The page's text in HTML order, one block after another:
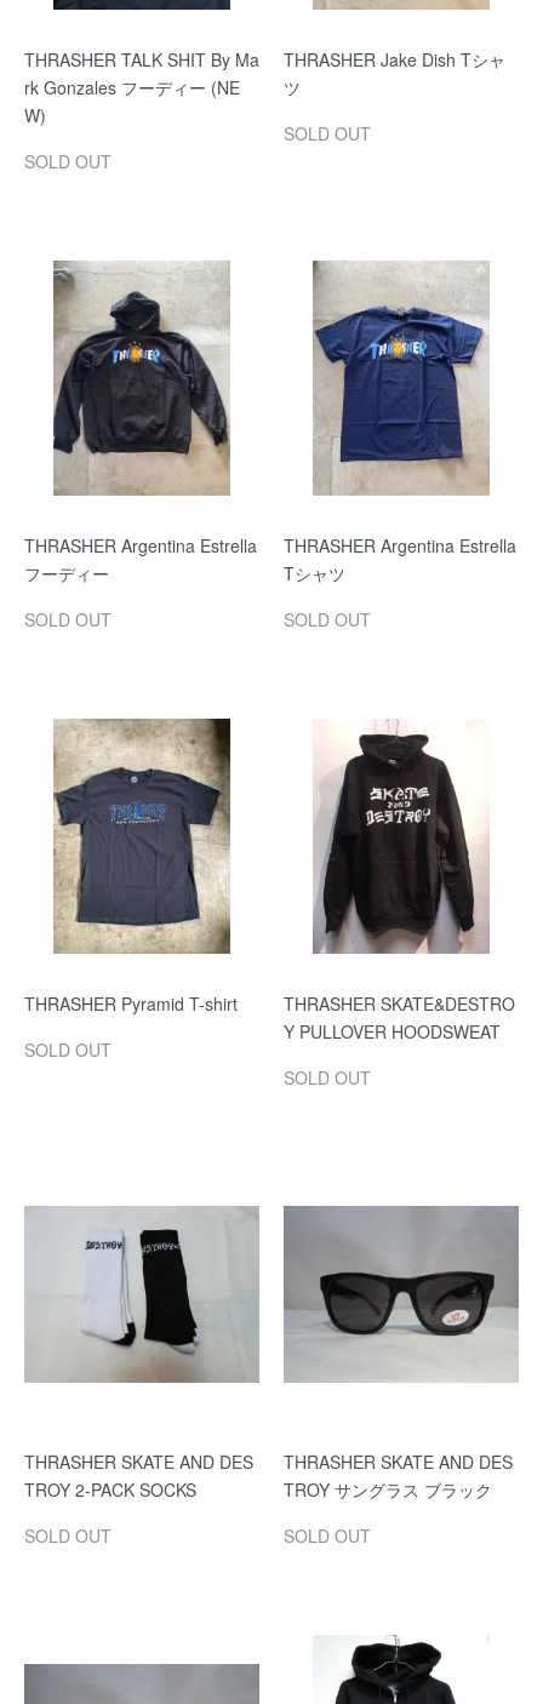
THRASHER TALK SHIT By Ma
rk Gonzales フーディー (NE
W)
SOLD OUT
THRASHER Jake Dish Tシャ
ツ
SOLD OUT
THRASHER Argentina Estrella
フーディー
SOLD OUT
THRASHER Argentina Estrella
Tシャツ
SOLD OUT
THRASHER Pyramid T-shirt
SOLD OUT
THRASHER SKATE&DESTRO
Y PULLOVER HOODSWEAT
SOLD OUT
THRASHER SKATE AND DES
TROY 2-PACK SOCKS
SOLD OUT
THRASHER SKATE AND DES
TROY サングラス ブラック
SOLD OUT